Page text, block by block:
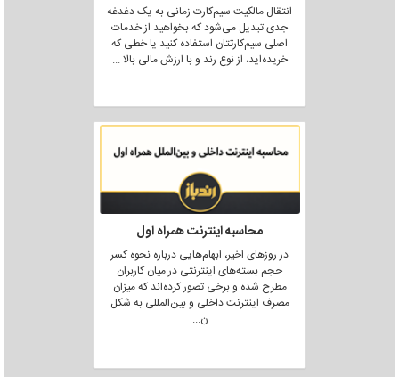
انتقال مالکیت سیم‌کارت زمانی به یک دغدغه
جدی تبدیل می‌شود که بخواهید از خدمات
اصلی سیم‌کارتتان استفاده کنید یا خطی که
خریده‌اید، از نوع رند و با ارزش مالی بالا...
محاسبه اینترنت همراه اول
در روزهای اخیر، ابهام‌هایی درباره نحوه کسر
حجم بسته‌های اینترنتی در میان کاربران
مطرح شده و برخی تصور کرده‌اند که میزان
مصرف اینترنت داخلی و بین‌المللی به شکل
ن...